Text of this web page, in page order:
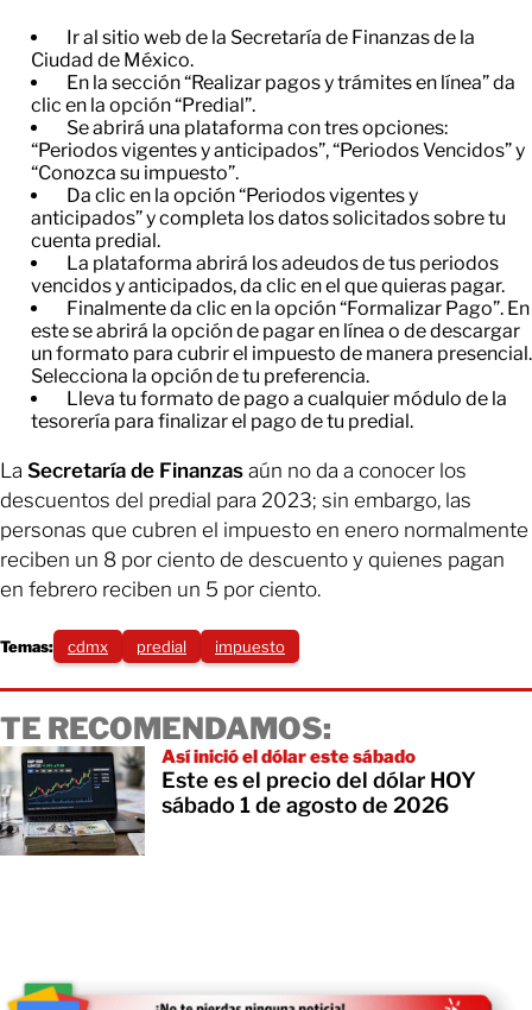
Ir al sitio web de la Secretaría de Finanzas de la
Ciudad de México.
En la sección “Realizar pagos y trámites en línea” da
clic en la opción “Predial”.
Se abrirá una plataforma con tres opciones:
“Periodos vigentes y anticipados”, “Periodos Vencidos” y
“Conozca su impuesto”.
Da clic en la opción “Periodos vigentes y
anticipados” y completa los datos solicitados sobre tu
cuenta predial.
La plataforma abrirá los adeudos de tus periodos
vencidos y anticipados, da clic en el que quieras pagar.
Finalmente da clic en la opción “Formalizar Pago”. En
este se abrirá la opción de pagar en línea o de descargar
un formato para cubrir el impuesto de manera presencial.
Selecciona la opción de tu preferencia.
Lleva tu formato de pago a cualquier módulo de la
tesorería para finalizar el pago de tu predial.
La Secretaría de Finanzas aún no da a conocer los
descuentos del predial para 2023; sin embargo, las
personas que cubren el impuesto en enero normalmente
reciben un 8 por ciento de descuento y quienes pagan
en febrero reciben un 5 por ciento.
Temas: cdmx predial impuesto
TE RECOMENDAMOS:
Así inició el dólar este sábado
Este es el precio del dólar HOY
sábado 1 de agosto de 2026